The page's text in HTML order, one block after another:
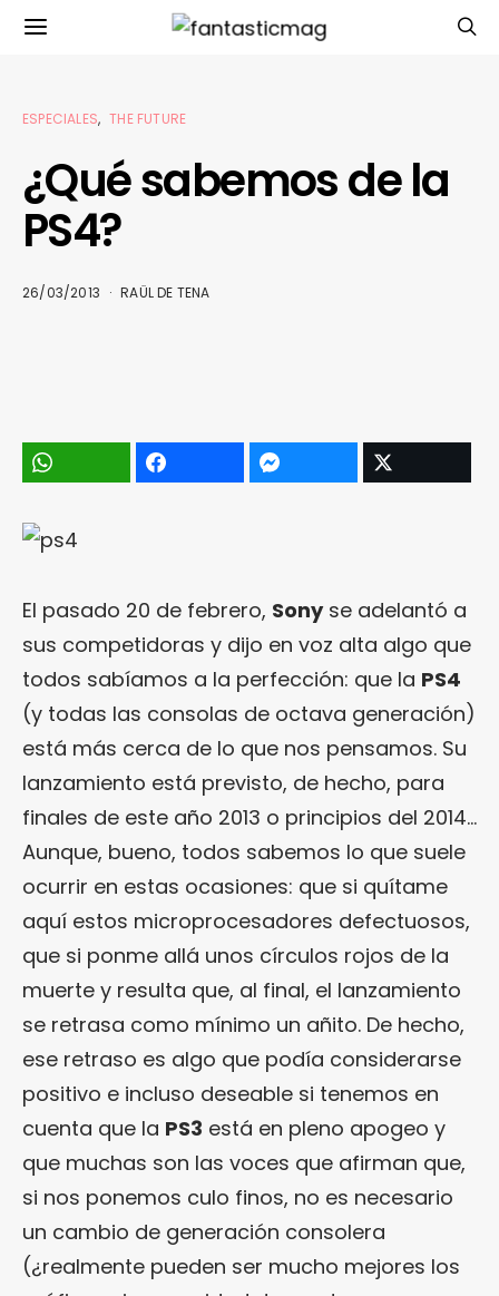
ESPECIALES THE FUTURE
¿Qué sabemos de la
PS4?
26/03/2013 RAÜL DE TENA
El pasado 20 de febrero, Sonyse adelantó a
sus competidoras y dijo en voz alta algo que
todos sabíamos a la perfección: que la PS4
(y todas las consolas de octava generación)
está más cerca de lo que nos pensamos. Su
lanzamiento está previsto, de hecho, para
finales de este año 2013 o principios del 2014…
Aunque, bueno, todos sabemos lo que suele
ocurrir en estas ocasiones: que si quítame
aquí estos microprocesadores defectuosos,
que si ponme allá unos círculos rojos de la
muerte y resulta que, al final, el lanzamiento
se retrasa como mínimo un añito. De hecho,
ese retraso es algo que podía considerarse
positivo e incluso deseable si tenemos en
cuenta que la PS3 está en pleno apogeo y
que muchas son las voces que afirman que,
si nos ponemos culo finos, no es necesario
un cambio de generación consolera
(¿realmente pueden ser mucho mejores los